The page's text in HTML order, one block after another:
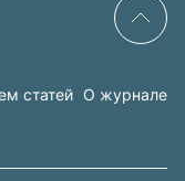
статей О журнале